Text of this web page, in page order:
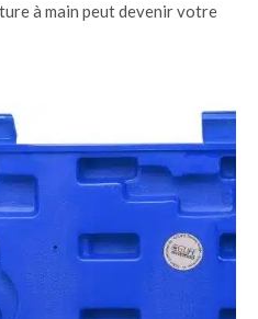
à main peut devenir votre